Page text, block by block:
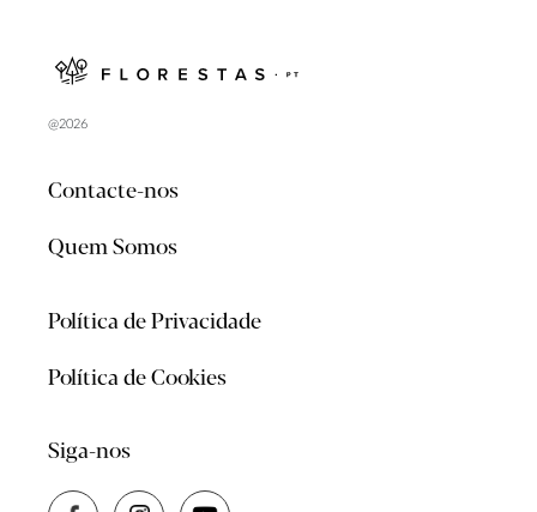
@2026
Contacte-nos
Quem Somos
Política de Privacidade
Política de Cookies
Siga-nos